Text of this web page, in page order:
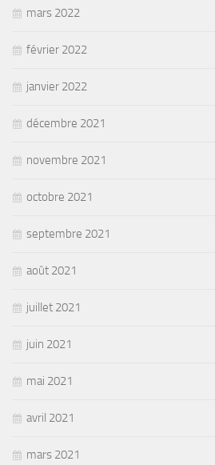
mars 2022
février 2022
janvier 2022
décembre 2021
novembre 2021
octobre 2021
septembre 2021
août 2021
juillet 2021
juin 2021
mai 2021
avril 2021
mars 2021